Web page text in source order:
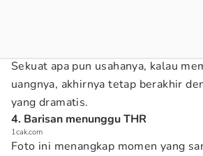
Sekuat apa pun usahanya, kalau
uangnya, akhirnya tetap berakhir
yang dramatis.
4. Barisan menunggu THR
1cak.com
Foto ini menangkap momen yang